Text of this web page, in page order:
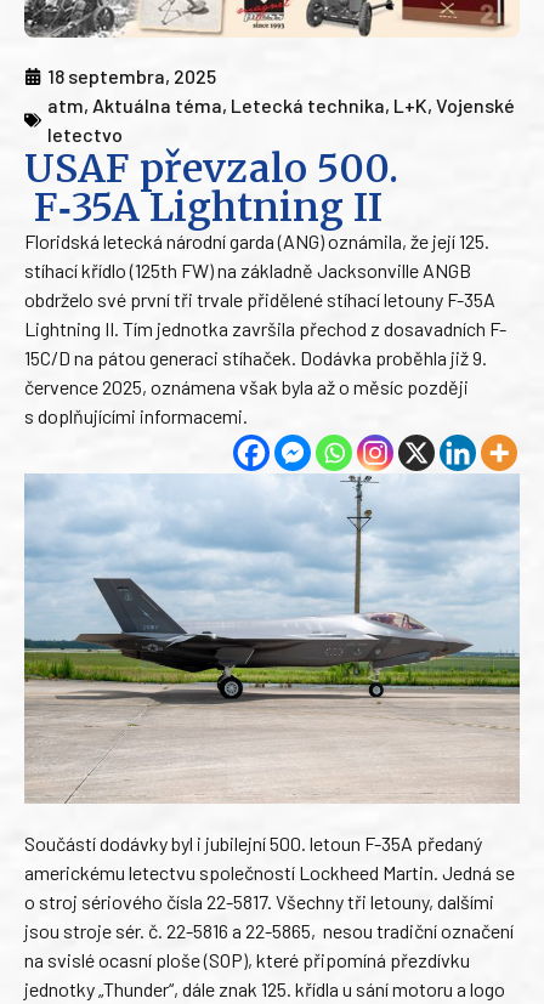
18 septembra, 2025
atm, Aktuálna téma, Letecká technika, L+K, Vojenské
letectvo
USAF převzalo 500.
F‑35A Lightning II
Floridská letecká národní garda (ANG) oznámila, že její 125.
stíhací křídlo (125th FW) na základně Jacksonville ANGB
obdrželo své první tři trvale přidělené stíhací letouny F-35A
Lightning II. Tím jednotka završila přechod z dosavadních F-
15C/D na pátou generaci stíhaček. Dodávka proběhla již 9.
července 2025, oznámena však byla až o měsíc později
s doplňujícími informacemi.
Součástí dodávky byl i jubilejní 500. letoun F-35A předaný
americkému letectvu společností Lockheed Martin. Jedná se
o stroj sériového čísla 22-5817. Všechny tři letouny, dalšími
jsou stroje sér. č. 22-5816 a 22-5865, nesou tradiční označení
na svislé ocasní ploše (SOP), které připomíná přezdívku
jednotky „Thunder“, dále znak 125. křídla u sání motoru a logo